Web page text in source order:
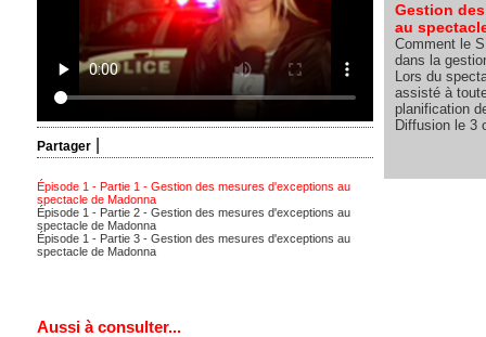
Partager
Épisode 1 - Partie 1 - Gestion des mesures d'exceptions au
spectacle de Madonna
Épisode 1 - Partie 2 - Gestion des mesures d'exceptions au
spectacle de Madonna
Épisode 1 - Partie 3 - Gestion des mesures d'exceptions au
spectacle de Madonna
Gestion
au
Comment le
dans la
Lors du
assisté à
planification
Diffusion le 3
Aussi à consulter...